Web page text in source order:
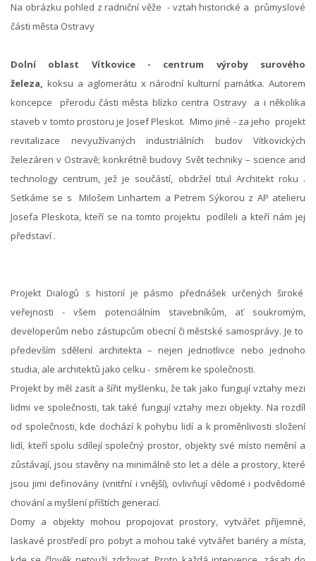
Na obrázku pohled z radniční věže - vztah historické a průmyslové
části města Ostravy
Dolní oblast Vítkovice - centrum výroby surového
železa, koksu a aglomerátu x národní kulturní památka. Autorem
koncepce přerodu části města blízko centra Ostravy a i několika
staveb v tomto prostoru je Josef Pleskot. Mimo jiné - za jeho projekt
revitalizace nevyužívaných industriálních budov Vítkovických
železáren v Ostravě; konkrétně budovy Svět techniky – science and
technology centrum, jež je součástí, obdržel titul Architekt roku .
Setkáme se s Milošem Linhartem a Petrem Sýkorou z AP atelieru
Josefa Pleskota, kteří se na tomto projektu podíleli a kteří nám jej
představí .
Projekt Dialogů s historií je pásmo přednášek určených široké
veřejnosti - všem potenciálním stavebníkům, ať soukromým,
developerům nebo zástupcům obecní či městské samosprávy. Je to
především sdělení architekta – nejen jednotlivce nebo jednoho
studia, ale architektů jako celku - směrem ke společnosti.
Projekt by měl zasít a šířit myšlenku, že tak jako fungují vztahy mezi
lidmi ve společnosti, tak také fungují vztahy mezi objekty. Na rozdíl
od společnosti, kde dochází k pohybu lidí a k proměnlivosti složení
lidí, kteří spolu sdílejí společný prostor, objekty své místo nemění a
zůstávají, jsou stavěny na minimálně sto let a déle a prostory, které
jsou jimi definovány (vnitřní i vnější), ovlivňují vědomé i podvědomé
chování a myšlení příštích generací.
Domy a objekty mohou propojovat prostory, vytvářet příjemné,
laskavé prostředí pro pobyt a mohou také vytvářet bariéry a místa,